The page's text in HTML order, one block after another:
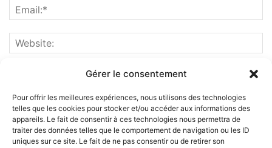
Gérer le consentement
Pour offrir les meilleures expériences, nous utilisons des technologies
telles que les cookies pour stocker et/ou accéder aux informations des
appareils. Le fait de consentir à ces technologies nous permettra de
traiter des données telles que le comportement de navigation ou les ID
uniques sur ce site. Le fait de ne pas consentir ou de retirer son